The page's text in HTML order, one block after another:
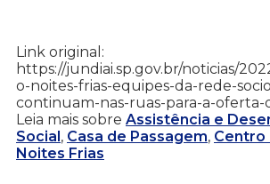
Link original:
https://jundiai.sp.gov.br/noticias/
o-noites-frias-equipes-da-rede-
continuam-nas-ruas-para-a-
Leia mais sobre Assistência e
Social, Casa de Passagem, Centro
Noites Frias